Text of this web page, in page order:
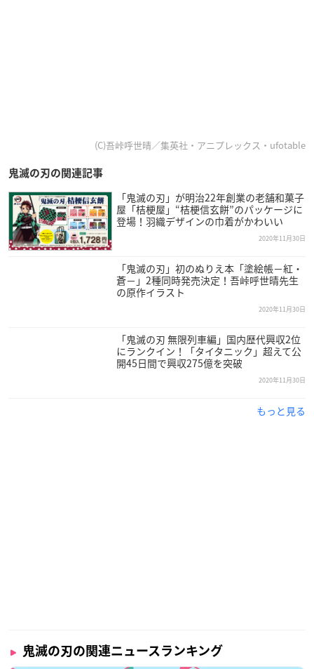
(C)吾峠呼世晴／集英社・アニプレックス・ufotable
鬼滅の刃の関連記事
「鬼滅の刃」が明治22年創業の老舗和菓子
屋「桔梗屋」“桔梗信玄餅”のパッケージに
登場！羽織デザインの巾着がかわいい
2020年11月30日
「鬼滅の刃」初のぬりえ本「塗絵帳−紅・
蒼−」2種同時発売決定！吾峠呼世晴先生
の原作イラスト
2020年11月30日
「鬼滅の刃 無限列車編」国内歴代興収2位
にランクイン！「タイタニック」超えて公
開45日間で興収275億を突破
2020年11月30日
もっと見る
鬼滅の刃の関連ニュースランキング